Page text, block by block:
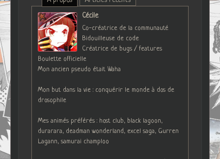
Cécile
Co-créatrice de la communauté
Bidouilleuse de code
Créatrice de bugs / features
Boulette officielle
Mon ancien pseudo était Waha
Mon but dans la vie : conquérir le monde à dos de
drosophile
Mes animés préférés : host club, black lagoon,
durarara, deadman wonderland, excel saga, Gurren
Lagann, samurai champloo